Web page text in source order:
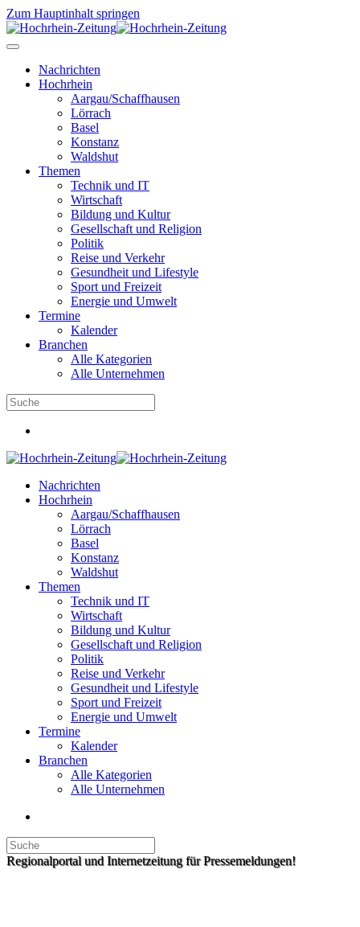
Zum Hauptinhalt springen
Nachrichten
Hochrhein
Aargau/Schaffhausen
Lörrach
Basel
Konstanz
Waldshut
Themen
Technik und IT
Wirtschaft
Bildung und Kultur
Gesellschaft und Religion
Politik
Reise und Verkehr
Gesundheit und Lifestyle
Sport und Freizeit
Energie und Umwelt
Termine
Kalender
Branchen
Alle Kategorien
Alle Unternehmen
Nachrichten
Hochrhein
Aargau/Schaffhausen
Lörrach
Basel
Konstanz
Waldshut
Themen
Technik und IT
Wirtschaft
Bildung und Kultur
Gesellschaft und Religion
Politik
Reise und Verkehr
Gesundheit und Lifestyle
Sport und Freizeit
Energie und Umwelt
Termine
Kalender
Branchen
Alle Kategorien
Alle Unternehmen
Regionalportal und Internetzeitung für Pressemeldungen!